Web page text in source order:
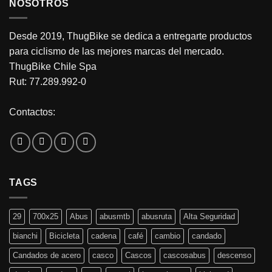
NOSOTROS
Desde 2019, ThugBike se dedica a entregarte productos
para ciclismo de las mejores marcas del mercado.
ThugBike Chile Spa
Rut: 77.289.992-0
Contactos:
TAGS
29 700x25 Abus abusmtb abusruta Alta Seguridad
bianchi Bicicleta cadena café cambio candado
Candados de acero casco Cascos cascosabus descenso